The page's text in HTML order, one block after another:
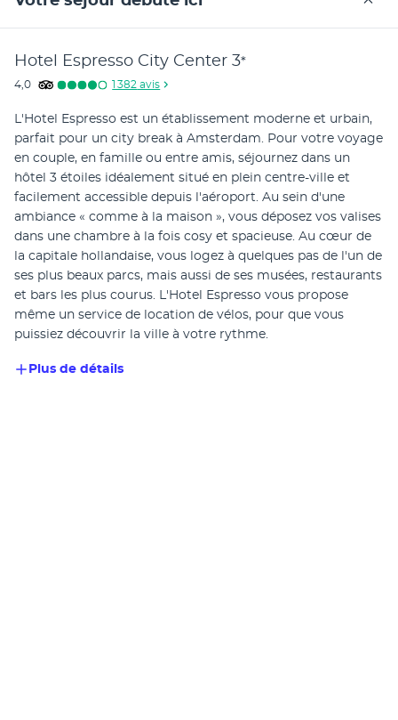
Hotel Espresso City Center 3*
4,0 1 382 avis
L'Hotel Espresso est un établissement moderne et urbain,
parfait pour un city break à Amsterdam. Pour votre voyage
en couple, en famille ou entre amis, séjournez dans un
hôtel 3 étoiles idéalement situé en plein centre-ville et
facilement accessible depuis l'aéroport. Au sein d'une
ambiance « comme à la maison », vous déposez vos valises
dans une chambre à la fois cosy et spacieuse. Au cœur de
la capitale hollandaise, vous logez à quelques pas de l'un de
ses plus beaux parcs, mais aussi de ses musées, restaurants
et bars les plus courus. L'Hotel Espresso vous propose
même un service de location de vélos, pour que vous
puissiez découvrir la ville à votre rythme.
Plus de détails